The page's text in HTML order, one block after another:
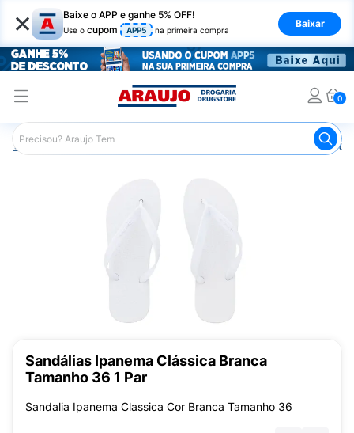
× Baixe o APP e ganhe 5% OFF!
Use o cupom APP5 na primeira compra
Baixar
0
Araujo Mercado Calçados e
Sandálias Ipanema Clássica Branca
Tamanho 36 1 Par
Sandalia Ipanema Classica Cor Branca Tamanho 36